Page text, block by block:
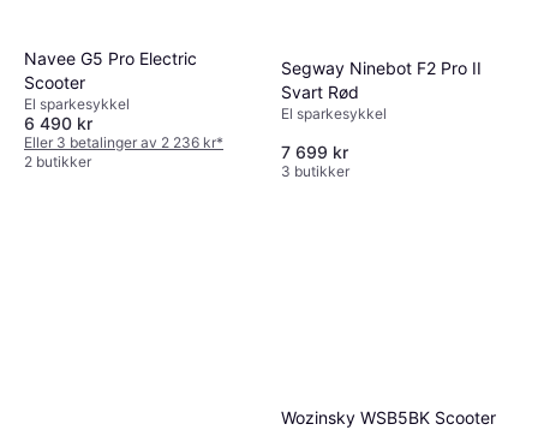
Navee G5 Pro Electric
Scooter
El sparkesykkel
6 490 kr
Eller 3 betalinger av 2 236 kr*
2 butikker
Segway Ninebot F2 Pro II
Svart Rød
El sparkesykkel
7 699 kr
3 butikker
Wozinsky WSB5BK Scooter